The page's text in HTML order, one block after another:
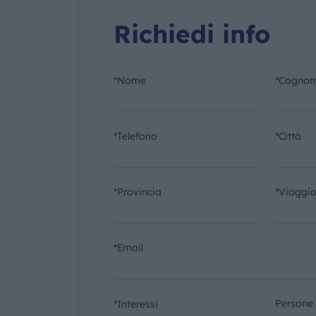
Richiedi info
*Nome
*Telefono *Città
*Provincia
*Email
*Interessi Persone